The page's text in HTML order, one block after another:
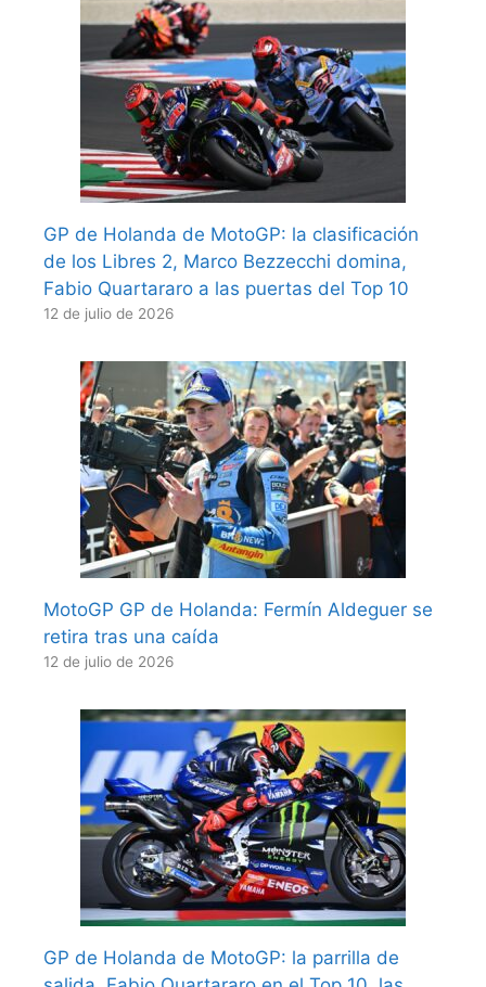
GP de Holanda de MotoGP: la clasificación
de los Libres 2, Marco Bezzecchi domina,
Fabio Quartararo a las puertas del Top 10
12 de julio de 2026
MotoGP GP de Holanda: Fermín Aldeguer se
retira tras una caída
12 de julio de 2026
GP de Holanda de MotoGP: la parrilla de